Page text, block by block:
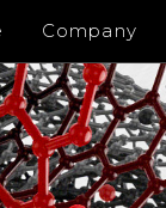
Company